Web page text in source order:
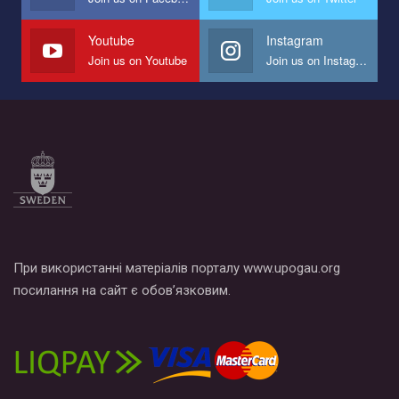
наш план по борьбе с насилием и дискриминацией на почве
СОГИ в Украине.
Все, что вам нужно сделать - это зайти на наш канал YouTube
по этой ссылке и поставить лайк под видео.
Youtube
Join us on Youtube
Instagram
Join us on Instagram
При використанні матеріалів порталу www.upogau.org
посилання на сайт є обов’язковим.